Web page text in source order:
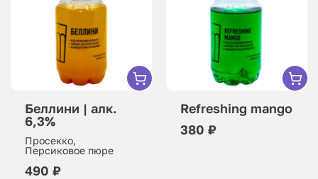
Беллини | алк.
6,3%
Просекко,
Персиковое пюре
490 ₽
Refreshing mango
380 ₽